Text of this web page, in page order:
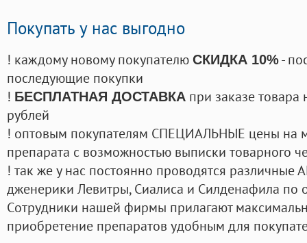
Покупать у нас выгодно
! каждому новому покупателю СКИДКА 10%-
последующие покупки
! БЕСПЛАТНАЯ ДОСТАВКА при заказе
рублей
! оптовым покупателям СПЕЦИАЛЬНЫЕ цены на
препарата с возможностью выписки товарного
! так же у нас постоянно проводятся
дженерики Левитры, Сиалиса и Силденафила по
Cотрудники нашей фирмы прилагают
приобретение препаратов удобным для